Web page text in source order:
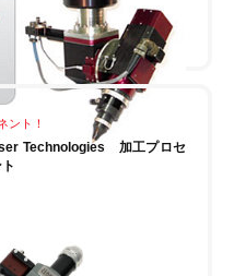
ント！
Technologies 加工プロセ